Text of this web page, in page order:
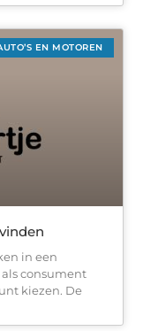
EN MOTOREN
in een
consument
kiezen. De